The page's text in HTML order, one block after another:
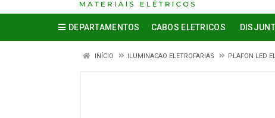
DEPARTAMENTOS CABOS ELETRICOS
INÍCIO ILUMINACAO ELETROFARIAS PLAFON LED